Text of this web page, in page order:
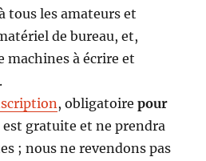
tous les amateurs et
de bureau, et,
à écrire et
, obligatoirepour
est gratuite et ne prendra
; nous ne revendons pas